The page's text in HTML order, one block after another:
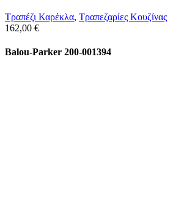
Τραπέζι Καρέκλα, Τραπεζαρίες Κουζίνας
162,00 €
Balou-Parker 200-001394